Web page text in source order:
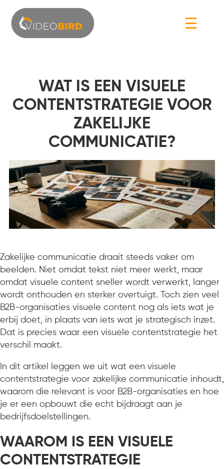
☰
WAT IS EEN VISUELE
CONTENTSTRATEGIE VOOR
ZAKELIJKE
COMMUNICATIE?
Zakelijke communicatie draait steeds vaker om
beelden. Niet omdat tekst niet meer werkt, maar
omdat visuele content sneller wordt verwerkt, langer
wordt onthouden en sterker overtuigt. Toch zien veel
B2B-organisaties visuele content nog als iets wat je
erbij doet, in plaats van iets wat je strategisch inzet.
Dat is precies waar een visuele contentstrategie het
verschil maakt.
In dit artikel leggen we uit wat een visuele
contentstrategie voor zakelijke communicatie inhoudt,
waarom die relevant is voor B2B-organisaties en hoe
je er een opbouwt die echt bijdraagt aan je
bedrijfsdoelstellingen.
WAAROM IS EEN VISUELE
CONTENTSTRATEGIE